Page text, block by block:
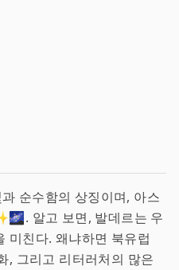
순수함의 상징이며, 아스
알고 보면, 발데르는 우
미친다. 왜냐하면 북유럽
, 그리고 리터러처의 많은